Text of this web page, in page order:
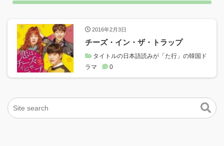
2016年2月3日
チーズ・イン・ザ・トラップ
タイトルの日本語読みが「た行」の韓国ド
ラマ
0